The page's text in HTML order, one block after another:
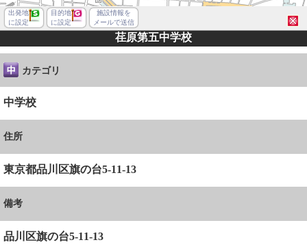
品川区旗の台５丁目
出発地
に設定
目的地
に設定
施設情報を
メールで送信
荏原第五中学校
カテゴリ
中学校
住所
東京都品川区旗の台5-11-13
備考
品川区旗の台5-11-13